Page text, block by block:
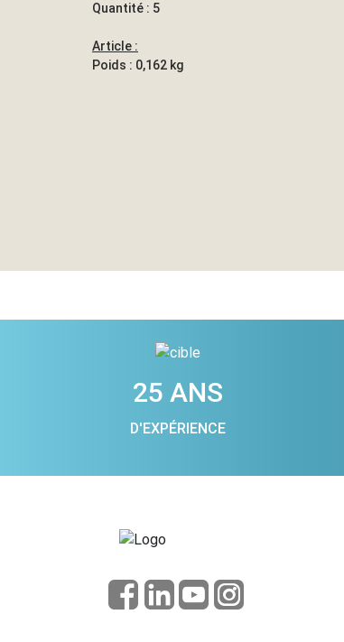
Quantité : 5
Article :
Poids : 0,162 kg
25 ANS
D'EXPÉRIENCE